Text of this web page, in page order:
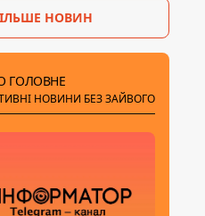
НОВИН
ГОЛОВНЕ
НОВИНИ БЕЗ ЗАЙВОГО